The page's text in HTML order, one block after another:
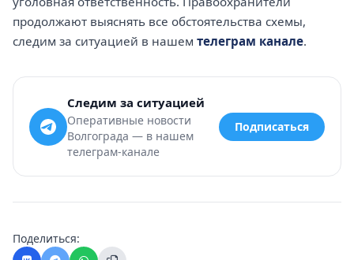
продолжают выяснять все обстоятельства схемы,
следим за ситуацией в нашем телеграм канале.
Следим за ситуацией
Оперативные новости
Волгограда — в нашем
телеграм-канале
Подписаться
Поделиться: